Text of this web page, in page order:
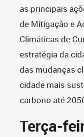
as principais
de Mitigação e
Climáticas de
estratégia da
das mudanças
cidade mais
carbono até
Terça-